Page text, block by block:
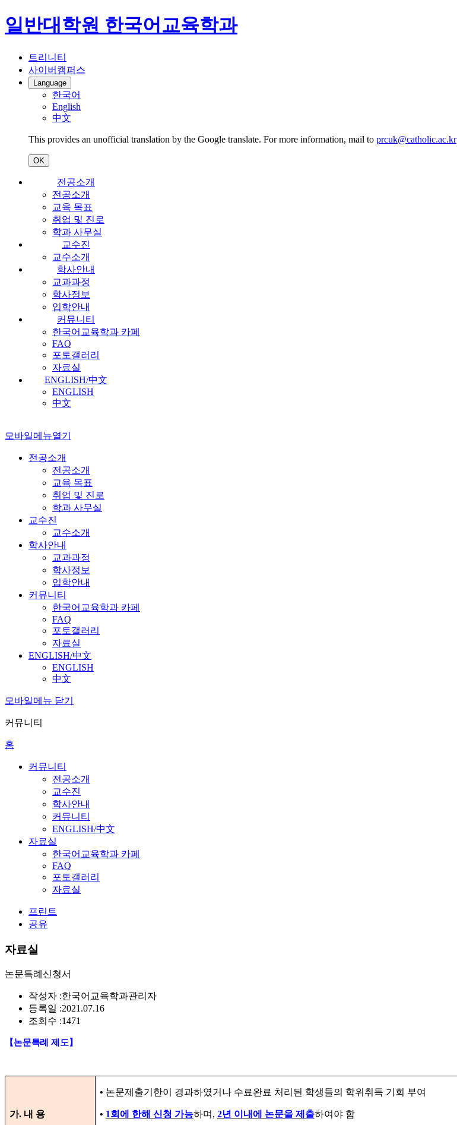
일반대학원 한국어교육학과
트리니티
사이버캠퍼스
Language
한국어
English
中文
This provides an unofficial translation by the Google translate. For more information, mail to prcuk@catholic.ac.kr
OK
전공소개
전공소개
교육 목표
취업 및 진로
학과 사무실
교수진
교수소개
학사안내
교과과정
학사정보
입학안내
커뮤니티
한국어교육학과 카페
FAQ
포토갤러리
자료실
ENGLISH/中文
ENGLISH
中文
모바일메뉴열기
전공소개
전공소개
교육 목표
취업 및 진로
학과 사무실
교수진
교수소개
학사안내
교과과정
학사정보
입학안내
커뮤니티
한국어교육학과 카페
FAQ
포토갤러리
자료실
ENGLISH/中文
ENGLISH
中文
모바일메뉴 닫기
커뮤니티
홈
커뮤니티
전공소개
교수진
학사안내
커뮤니티
ENGLISH/中文
자료실
한국어교육학과 카페
FAQ
포토갤러리
자료실
프린트
공유
자료실
논문특례신청서
작성자 :한국어교육학과관리자
등록일 :2021.07.16
조회수 :1471
【논문특례 제도】
가. 내 용
• 논문제출기한이 경과하였거나 수료완료 처리된 학생들의 학위취득 기회 부여
• 1회에 한해 신청 가능하며 , 2년 이내에 논문을 제출하여야 함